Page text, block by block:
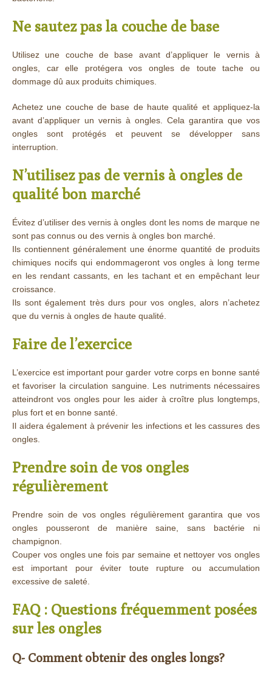
Ne sautez pas la couche de base
Utilisez une couche de base avant d’appliquer le vernis à
ongles, car elle protégera vos ongles de toute tache ou
dommage dû aux produits chimiques.
Achetez une couche de base de haute qualité et appliquez-la
avant d’appliquer un vernis à ongles. Cela garantira que vos
ongles sont protégés et peuvent se développer sans
interruption.
N’utilisez pas de vernis à ongles de
qualité bon marché
Évitez d’utiliser des vernis à ongles dont les noms de marque ne
sont pas connus ou des vernis à ongles bon marché.
Ils contiennent généralement une énorme quantité de produits
chimiques nocifs qui endommageront vos ongles à long terme
en les rendant cassants, en les tachant et en empêchant leur
croissance.
Ils sont également très durs pour vos ongles, alors n’achetez
que du vernis à ongles de haute qualité.
Faire de l’exercice
L’exercice est important pour garder votre corps en bonne santé
et favoriser la circulation sanguine. Les nutriments nécessaires
atteindront vos ongles pour les aider à croître plus longtemps,
plus fort et en bonne santé.
Il aidera également à prévenir les infections et les cassures des
ongles.
Prendre soin de vos ongles
régulièrement
Prendre soin de vos ongles régulièrement garantira que vos
ongles pousseront de manière saine, sans bactérie ni
champignon.
Couper vos ongles une fois par semaine et nettoyer vos ongles
est important pour éviter toute rupture ou accumulation
excessive de saleté.
FAQ : Questions fréquemment posées
sur les ongles
Q- Comment obtenir des ongles longs?